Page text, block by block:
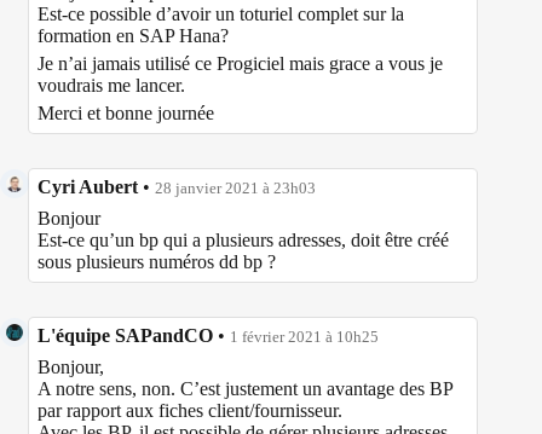
Est-ce possible d’avoir un toturiel complet sur la
formation en SAP Hana?
Je n’ai jamais utilisé ce Progiciel mais grace a vous je
voudrais me lancer.
Merci et bonne journée
Cyri Aubert • 28 janvier 2021 à 23h03
Bonjour
Est-ce qu’un bp qui a plusieurs adresses, doit être créé
sous plusieurs numéros dd bp ?
L'équipe SAPandCO • 1 février 2021 à 10h25
Bonjour,
A notre sens, non. C’est justement un avantage des BP
par rapport aux fiches client/fournisseur.